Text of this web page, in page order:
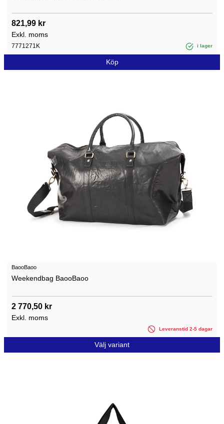
821,99 kr
Exkl. moms
7771271K i lager
Köp
BaooBaoo
Weekendbag BaooBaoo
2 770,50 kr
Exkl. moms
Leveranstid 2-5 dagar
Välj variant